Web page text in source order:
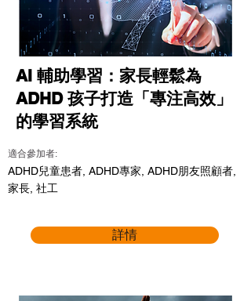
AI 輔助學習：家長輕鬆為
ADHD 孩子打造「專注高效」
的學習系統
適合參加者:
ADHD兒童患者, ADHD專家, ADHD朋友照顧者,
家長, 社工
詳情